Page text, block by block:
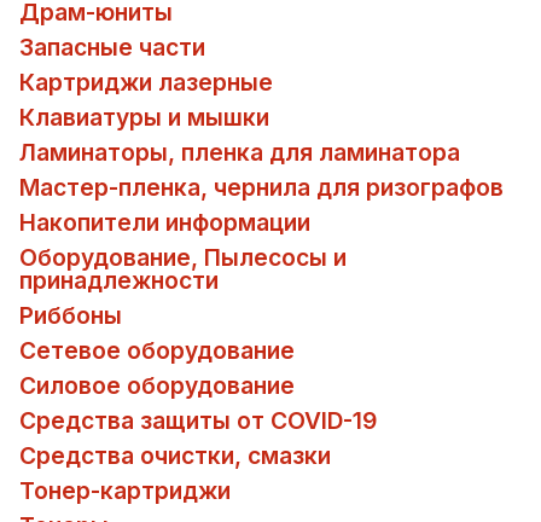
Драм-юниты
Запасные части
Картриджи лазерные
Клавиатуры и мышки
Ламинаторы, пленка для ламинатора
Мастер-пленка, чернила для ризографов
Накопители информации
Оборудование, Пылесосы и
принадлежности
Риббоны
Сетевое оборудование
Силовое оборудование
Средства защиты от COVID-19
Средства очистки, смазки
Тонер-картриджи